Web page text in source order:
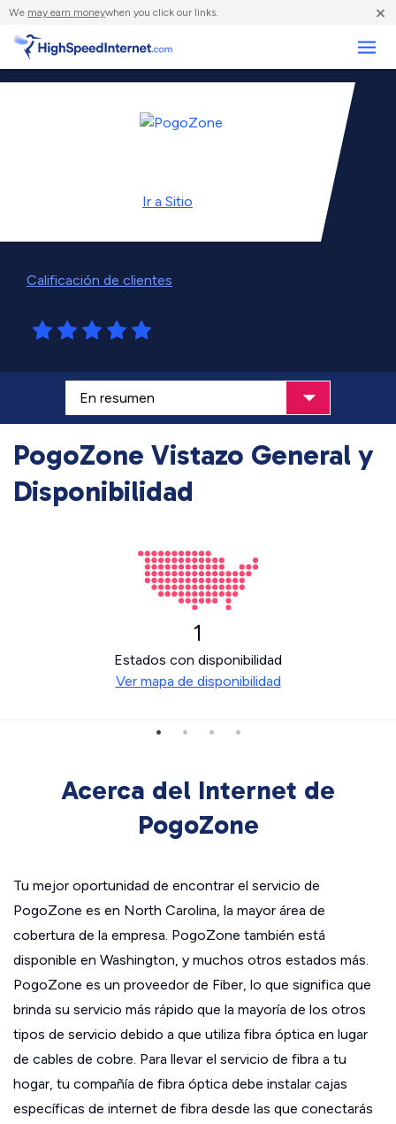
We may earn moneywhen you click our links. ×
Ir a Sitio
Calificación de clientes
PogoZone Vistazo General y
Disponibilidad
1
Estados con disponibilidad
Ver mapa de disponibilidad
Acerca del Internet de
PogoZone
Tu mejor oportunidad de encontrar el servicio de
PogoZone es en North Carolina, la mayor área de
cobertura de la empresa. PogoZone también está
disponible en Washington, y muchos otros estados más.
PogoZone es un proveedor de Fiber, lo que significa que
brinda su servicio más rápido que la mayoría de los otros
tipos de servicio debido a que utiliza fibra óptica en lugar
de cables de cobre. Para llevar el servicio de fibra a tu
hogar, tu compañía de fibra óptica debe instalar cajas
específicas de internet de fibra desde las que conectarás